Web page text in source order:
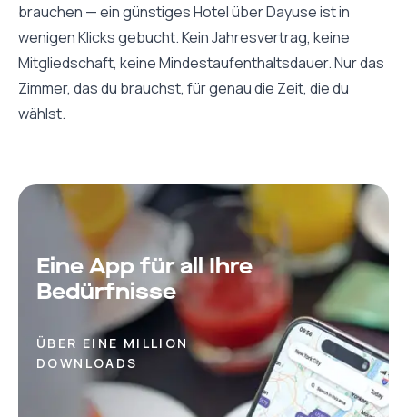
brauchen — ein günstiges Hotel über Dayuse ist in
wenigen Klicks gebucht. Kein Jahresvertrag, keine
Mitgliedschaft, keine Mindestaufenthaltsdauer. Nur das
Zimmer, das du brauchst, für genau die Zeit, die du
wählst.
Eine App für all Ihre
Bedürfnisse
ÜBER EINE MILLION
DOWNLOADS